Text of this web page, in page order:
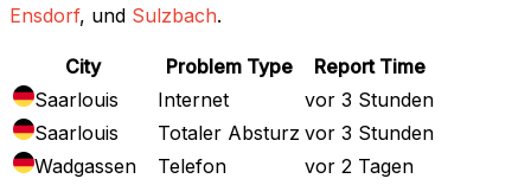
Ensdorf, und Sulzbach.
City Problem Type
Report Time
Saarlouis
Internet
vor 3 Stunden
Saarlouis
Totaler Absturz vor 3 Stunden
Wadgassen
Telefon
vor 2 Tagen